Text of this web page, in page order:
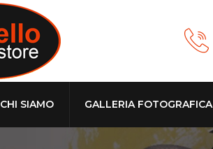
CHI SIAMO GALLERIA FOTOGRAFICA